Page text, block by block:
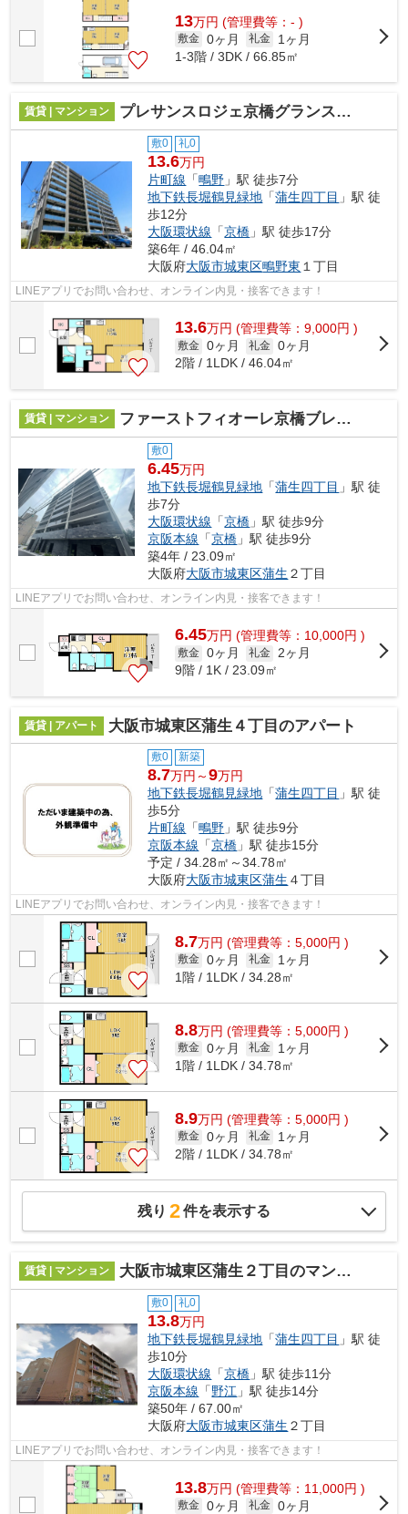
13万円 (管理費等：- )
敷金 0ヶ月 礼金
1ヶ月
1-3階 / 3DK / 66.85㎡
賃貸 | マンション プレサンスロジェ京橋グランスクエア
敷0 礼0
13.6万円
片町線 「鴫野 」駅 徒歩7分
地下鉄長堀鶴見緑地 「蒲生四丁目 」駅 徒
歩12分
大阪環状線 「京橋 」駅 徒歩17分
築6年 / 46.04㎡
大阪府大阪市城東区鴫野東 １丁目
LINEアプリでお問い合わせ、オンライン内見・接客できます！
13.6万円 (管理費等：9,000円 )
敷金 0ヶ月 礼金 0ヶ月
2階 / 1LDK / 46.04㎡
賃貸 | マンション ファーストフィオーレ京橋ブレイニー
敷0
6.45万円
地下鉄長堀鶴見緑地 「蒲生四丁目 」駅 徒
歩7分
大阪環状線 「京橋 」駅 徒歩9分
京阪本線 「京橋 」駅 徒歩9分
築4年 / 23.09㎡
大阪府大阪市城東区蒲生 ２丁目
LINEアプリでお問い合わせ、オンライン内見・接客できます！
6.45万円 (管理費等：10,000円 )
敷金 0ヶ月 礼金 2ヶ月
9階 / 1K / 23.09㎡
賃貸 | アパート 大阪市城東区蒲生４丁目のアパート
敷0 新築
8.7万円～9万円
地下鉄長堀鶴見緑地 「蒲生四丁目 」駅 徒
歩5分
片町線 「鴫野 」駅 徒歩9分
京阪本線 「京橋 」駅 徒歩15分
予定 / 34.28㎡～34.78㎡
大阪府大阪市城東区蒲生 ４丁目
LINEアプリでお問い合わせ、オンライン内見・接客できます！
8.7万円 (管理費等：5,000円 )
敷金 0ヶ月 礼金
1ヶ月
1階 / 1LDK / 34.28㎡
8.8万円 (管理費等：5,000円 )
敷金 0ヶ月 礼金
1ヶ月
1階 / 1LDK / 34.78㎡
8.9万円 (管理費等：5,000円 )
敷金 0ヶ月 礼金
1ヶ月
2階 / 1LDK / 34.78㎡
残り 2件を表示する
賃貸 | マンション 大阪市城東区蒲生２丁目のマンション
敷0 礼0
13.8万円
地下鉄長堀鶴見緑地 「蒲生四丁目 」駅 徒
歩10分
大阪環状線 「京橋 」駅 徒歩11分
京阪本線 「野江 」駅 徒歩14分
築50年 / 67.00㎡
大阪府大阪市城東区蒲生 ２丁目
LINEアプリでお問い合わせ、オンライン内見・接客できます！
13.8万円 (管理費等：11,000円 )
敷金 0ヶ月 礼金 0ヶ月